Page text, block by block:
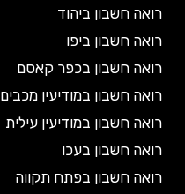
רואה חשבון ביהוד
רואה חשבון ביפו
רואה חשבון בכפר קאסם
רואה חשבון במודיעין מכבים רעות
רואה חשבון במודיעין עילית
רואה חשבון בעכו
רואה חשבון בפתח תקווה